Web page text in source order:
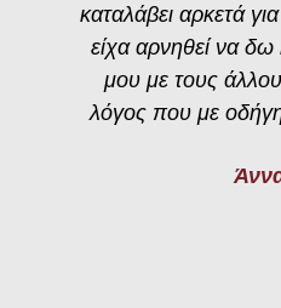
καταλάβει αρκετά
είχα αρνηθεί να δω
μου με τους
λόγος που με